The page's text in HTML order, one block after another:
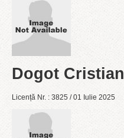
Dogot Cristian
Licență Nr. : 3825 / 01 Iulie 2025